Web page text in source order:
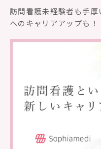
訪問看護未経験者も⼿
へのキャリアアップも！